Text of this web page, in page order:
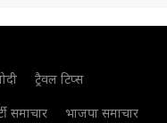
ट्रैवल टिप्स
समाचार भाजपा समाचार